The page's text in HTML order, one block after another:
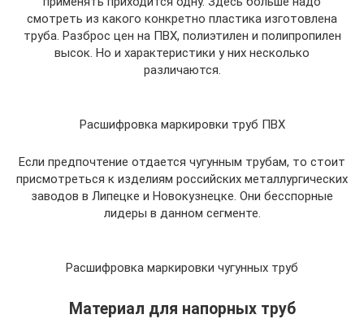
смотреть из какого конкретно пластика изготовлена
труба. Разброс цен на ПВХ, полиэтилен и полипропилен
высок. Но и характеристики у них несколько
различаются.
Расшифровка маркировки труб ПВХ
Если предпочтение отдается чугунным трубам, то стоит
присмотреться к изделиям российских металлургических
заводов в Липецке и Новокузнецке. Они бесспорные
лидеры в данном сегменте.
Расшифровка маркировки чугунных труб
Материал для напорных труб